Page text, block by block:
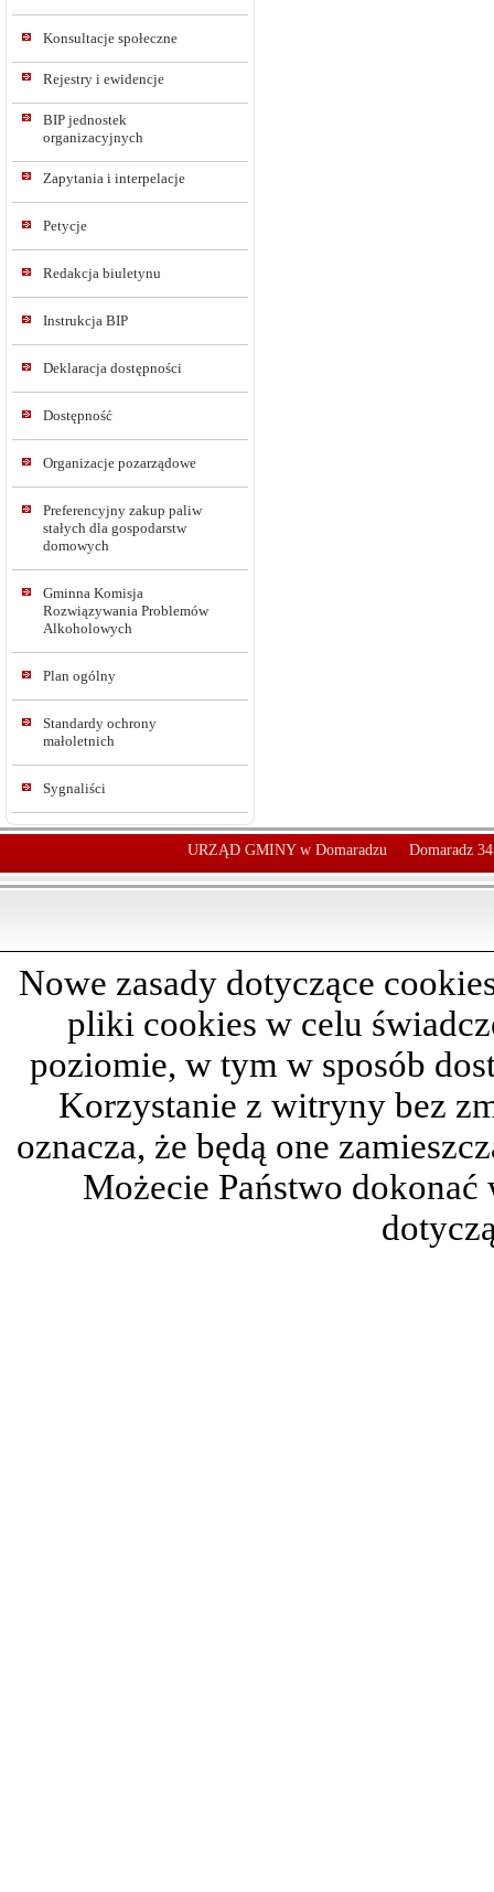
Konsultacje społeczne
Rejestry i ewidencje
BIP jednostek
organizacyjnych
Zapytania i interpelacje
Petycje
Redakcja biuletynu
Instrukcja BIP
Deklaracja dostępności
Dostępność
Organizacje pozarządowe
Preferencyjny zakup paliw
stałych dla gospodarstw
domowych
Gminna Komisja
Rozwiązywania Problemów
Alkoholowych
Plan ogólny
Standardy ochrony
małoletnich
Sygnaliści
URZĄD GMINY w Domaradzu Domaradz
Nowe zasady dotyczące
pliki cookies w celu
poziomie, w tym w sposób
Korzystanie z witryny bez
oznacza, że będą one
Możecie Państwo